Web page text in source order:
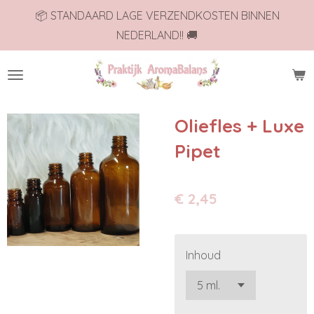
de
📦 STANDAARD LAGE VERZENDKOSTEN BINNEN
NEDERLAND!! 🚚
Oliefles + Luxe
Pipet
€ 2,45
Inhoud